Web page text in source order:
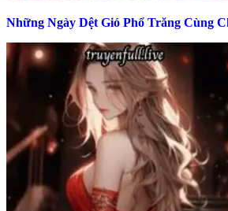
Những Ngày Dệt Gió Phổ Trăng Cùng